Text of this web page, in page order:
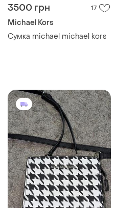
3500 грн 17
Michael Kors
Сумка michael michael kors